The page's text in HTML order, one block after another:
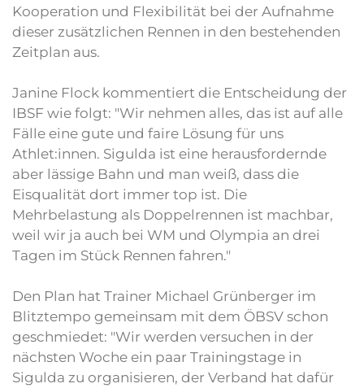
Kooperation und Flexibilität bei der Aufnahme
dieser zusätzlichen Rennen in den bestehenden
Zeitplan aus.
Janine Flock kommentiert die Entscheidung der
IBSF wie folgt: "Wir nehmen alles, das ist auf alle
Fälle eine gute und faire Lösung für uns
Athlet:innen. Sigulda ist eine herausfordernde
aber lässige Bahn und man weiß, dass die
Eisqualität dort immer top ist. Die
Mehrbelastung als Doppelrennen ist machbar,
weil wir ja auch bei WM und Olympia an drei
Tagen im Stück Rennen fahren."
Den Plan hat Trainer Michael Grünberger im
Blitztempo gemeinsam mit dem ÖBSV schon
geschmiedet: "Wir werden versuchen in der
nächsten Woche ein paar Trainingstage in
Sigulda zu organisieren, der Verband hat dafür